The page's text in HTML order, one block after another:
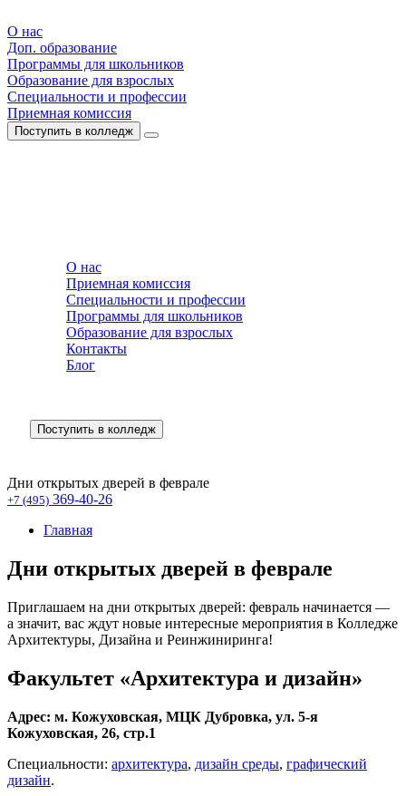
О нас
Доп. образование
Программы для школьников
Образование для взрослых
Специальности и профессии
Приемная комиссия
Поступить в колледж
О нас
Приемная комиссия
Специальности и профессии
Программы для школьников
Образование для взрослых
Контакты
Блог
Поступить в колледж
Дни открытых дверей в феврале
+7 (495) 369-40-26
Главная
Дни открытых дверей в феврале
Приглашаем на дни открытых дверей: февраль начинается —
а значит, вас ждут новые интересные мероприятия в Колледже
Архитектуры, Дизайна и Реинжиниринга!
Факультет «Архитектура и дизайн»
Адрес: м. Кожуховская, МЦК Дубровка, ул. 5-я
Кожуховская, 26, стр.1
Специальности: архитектура, дизайн среды, графический
дизайн.